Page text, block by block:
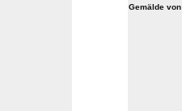
Gemälde